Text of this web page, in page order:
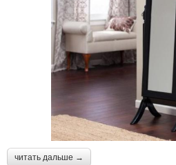
читать дальше →